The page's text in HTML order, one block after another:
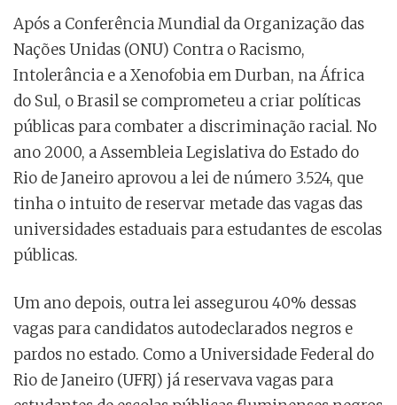
Após a Conferência Mundial da Organização das
Nações Unidas (ONU) Contra o Racismo,
Intolerância e a Xenofobia em Durban, na África
do Sul, o Brasil se comprometeu a criar políticas
públicas para combater a discriminação racial. No
ano 2000, a Assembleia Legislativa do Estado do
Rio de Janeiro aprovou a lei de número 3.524, que
tinha o intuito de reservar metade das vagas das
universidades estaduais para estudantes de escolas
públicas.
Um ano depois, outra lei assegurou 40% dessas
vagas para candidatos autodeclarados negros e
pardos no estado. Como a Universidade Federal do
Rio de Janeiro (UFRJ) já reservava vagas para